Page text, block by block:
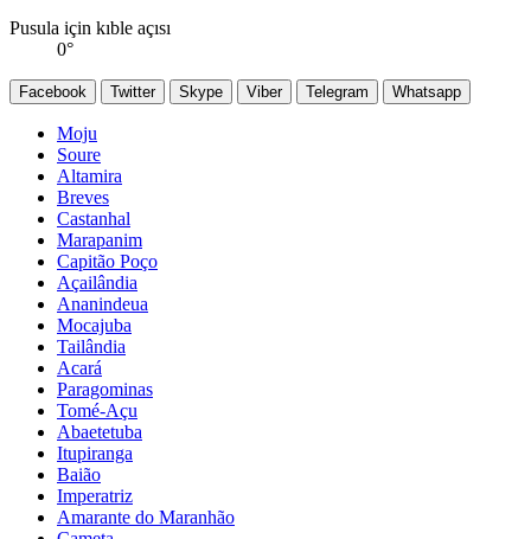
Pusula için kıble açısı
0°
Facebook Twitter Skype Viber Telegram Whatsapp
Moju
Soure
Altamira
Breves
Castanhal
Marapanim
Capitão Poço
Açailândia
Ananindeua
Mocajuba
Tailândia
Acará
Paragominas
Tomé-Açu
Abaetetuba
Itupiranga
Baião
Imperatriz
Amarante do Maranhão